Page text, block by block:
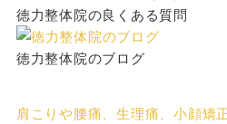
徳力整体院の良くある質問
徳力整体院のブログ
肩こりや腰痛、生理痛、小顔矯